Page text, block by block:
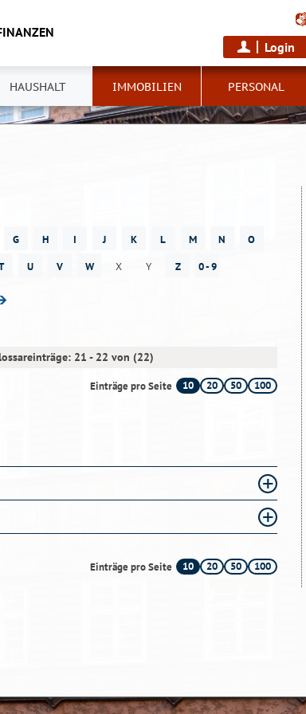
Login
HAUSHALT IMMOBILIEN PERSONAL
G H I J K L M N
O
U V W X Y Z 0 - 9
21 - 22 von (22)
Einträge pro Seite 10 20 50 100
Einträge pro Seite 10 20 50 100